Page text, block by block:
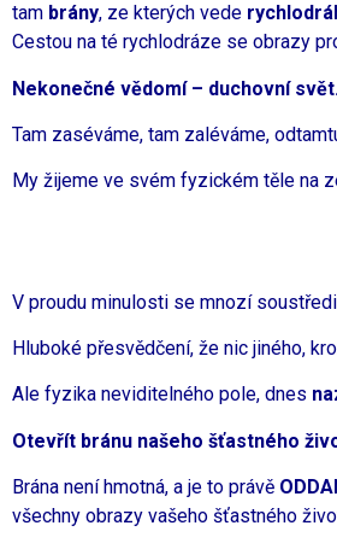
tam brány, ze kterých vede
Cestou na té rychlodráze se obrazy
Nekonečné vědomí – duchovní svět.
Tam zaséváme, tam zaléváme,
My žijeme ve svém fyzickém těle na
V proudu minulosti se mnozí
Hluboké přesvědčení, že nic jiného,
Ale fyzika neviditelného pole, dnes
Otevřít bránu našeho šťastného
Brána není hmotná, a je to právě
všechny obrazy vašeho šťastného